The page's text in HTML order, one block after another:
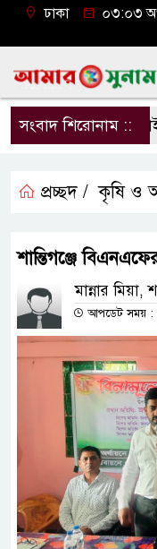
ঢাকা
০৩:০৩
সংবাদ শিরোনাম ::
জুলাই
প্রচ্ছদ / কৃষি ও
শান্তিগঞ্জে
মান্নার মিয়া,
আপডেট সময় :